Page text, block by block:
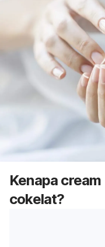
Kenapa cream
cokelat?